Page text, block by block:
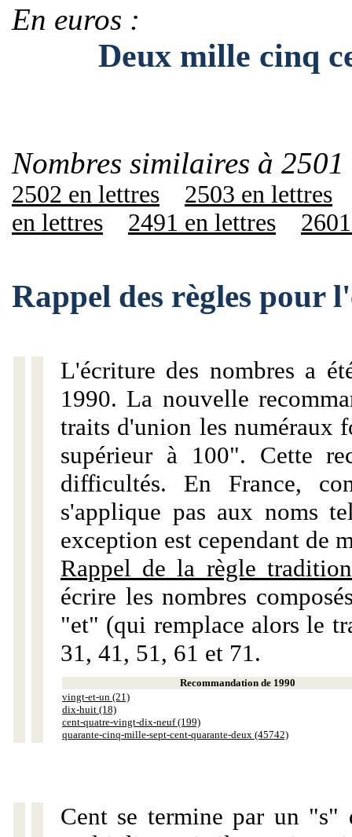
En euros :
Deux mille cinq
Nombres similaires à
2502 en lettres
2503 en lettres
en lettres
2491 en lettres
Rappel des règles pour
L'écriture des nombres a
1990. La nouvelle
traits d'union les numéraux
supérieur à 100". Cette
difficultés. En France,
s'applique pas aux noms
exception est cependant de
Rappel de la règle
écrire les nombres
"et" (qui remplace alors le
31, 41, 51, 61 et 71.
Recommandation de 1990
vingt-et-un (21)
dix-huit (18)
cent-quatre-vingt-dix-neuf (199)
quarante-cinq-mille-sept-cent-quarante-deux (45742)
Cent se termine par un "s"